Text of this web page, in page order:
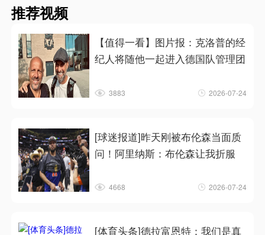
推荐视频
【值得一看】图片报：克洛普的经
纪人将随他一起进入德国队管理团
3883 2026-07-24
[球迷报道]昨天刚被布伦森当面质
问！阿里纳斯：布伦森让我折服
4668 2026-07-24
[体育头条]德拉富恩特：我们是真